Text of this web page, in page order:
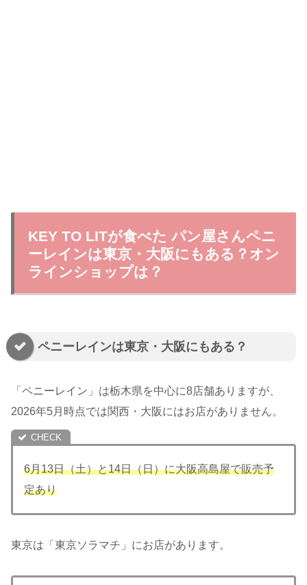
KEY TO LITが食べた パン屋さんペニ
ーレインは東京・大阪にもある？オン
ラインショップは？
ペニーレインは東京・大阪にもある？
「ペニーレイン」は栃木県を中心に8店舗ありますが、
2026年5月時点では関西・大阪にはお店がありません。
6月13日（土）と14日（日）に大阪高島屋で販売予
定あり
東京は「東京ソラマチ」にお店があります。